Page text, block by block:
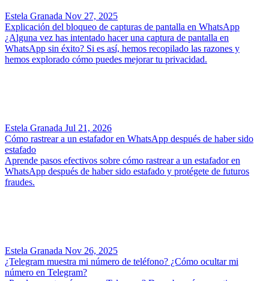
Estela Granada Nov 27, 2025
Explicación del bloqueo de capturas de pantalla en WhatsApp
¿Alguna vez has intentado hacer una captura de pantalla en
WhatsApp sin éxito? Si es así, hemos recopilado las razones y
hemos explorado cómo puedes mejorar tu privacidad.
Estela Granada Jul 21, 2026
Cómo rastrear a un estafador en WhatsApp después de haber sido
estafado
Aprende pasos efectivos sobre cómo rastrear a un estafador en
WhatsApp después de haber sido estafado y protégete de futuros
fraudes.
Estela Granada Nov 26, 2025
¿Telegram muestra mi número de teléfono? ¿Cómo ocultar mi
número en Telegram?